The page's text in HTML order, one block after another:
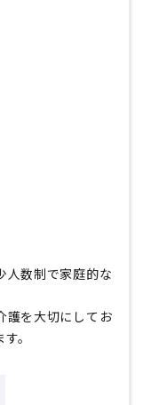
人数制で家庭的な
護を大切にしてお
。